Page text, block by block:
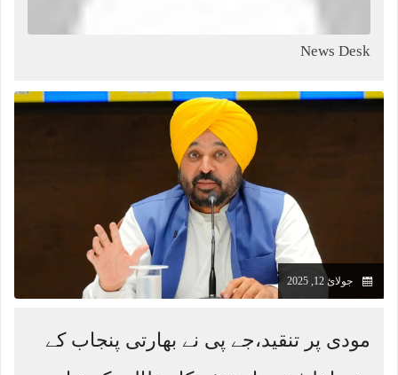
News Desk
جولائ 12, 2025
مودی پر تنقید،جے پی نے بھارتی پنجاب کے